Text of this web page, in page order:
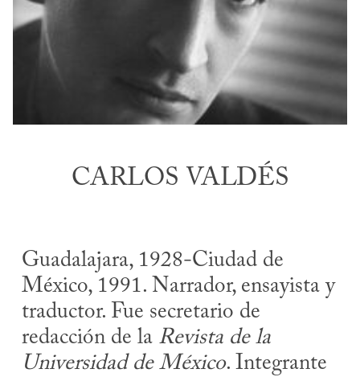
CARLOS VALDÉS
Guadalajara, 1928-Ciudad de
México, 1991. Narrador, ensayista y
traductor. Fue secretario de
redacción de la Revista de la
Universidad de México. Integrante